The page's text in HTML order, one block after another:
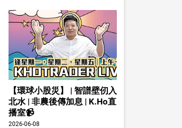
【環球小股災】 | 智譜壁仞入
北水 | 非農後傳加息 | K.Ho直
播室📹
2026-06-08